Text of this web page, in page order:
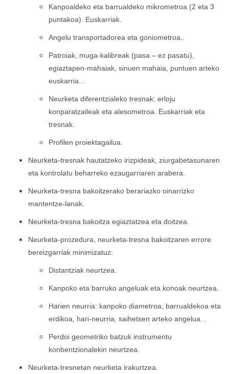
Kanpoaldeko eta barrualdeko mikrometroa (2 eta 3
puntakoa). Euskarriak.
Angelu transportadorea eta goniometroa..
Patroiak, muga-kalibreak (pasa – ez pasatu),
egiaztapen-mahaiak, sinuen mahaia, puntuen arteko
euskarria...
Neurketa diferentzialeko tresnak: erloju
konparatzaileak eta alesometroa. Euskarriak eta
tresnak.
Profilen proiektagailua.
Neurketa-tresnak hautatzeko irizpideak, ziurgabetasunaren
eta kontrolatu beharreko ezaugarriaren arabera.
Neurketa-tresna bakoitzerako berariazko oinarrizko
mantentze-lanak.
Neurketa-tresna bakoitza egiaztatzea eta doitzea.
Neurketa-prozedura, neurketa-tresna bakoitzaren errore
bereizgarriak minimizatuz:
Distantziak neurtzea.
Kanpoko eta barruko angeluak eta konoak neurtzea.
Harien neurria: kanpoko diametroa, barrualdekoa eta
erdikoa, hari-neurria, saihetsen arteko angelua...
Perdoi geometriko batzuk instrumentu
konbentzionalekin neurtzea.
Neurketa-tresnetan neurketa irakurtzea.